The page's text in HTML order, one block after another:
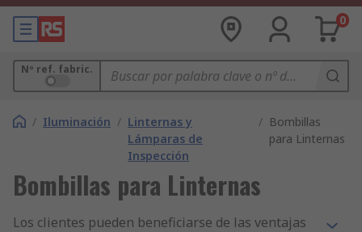
0
Nº ref. fabric.
/ Iluminación / Linternas y
Lámparas de
Inspección
/ Bombillas
para Linternas
Bombillas para Linternas
Los clientes pueden beneficiarse de las ventajas